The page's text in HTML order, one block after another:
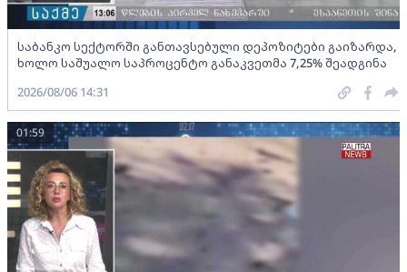
საბანკო სექტორში განთავსებული დეპოზიტები გაიზარდა,
ხოლო საშუალო საპროცენტო განაკვეთმა 7,25% შეადგინა
2026/08/06 14:31
01:59